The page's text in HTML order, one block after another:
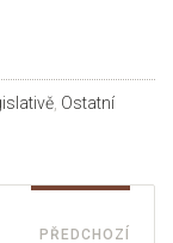
Ostatní
PŘEDCHOZÍ